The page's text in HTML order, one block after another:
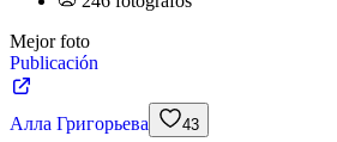
Mejor foto
Publicación
Алла Григорьева 43